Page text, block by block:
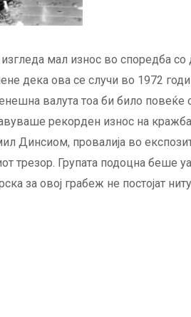
мал износ во споредба со
дека ова се случи во 1972
валута тоа би било
рекорден износ на
Динсиом, провалија во
трезор. Групата подоцна беше
за овој грабеж не постојат